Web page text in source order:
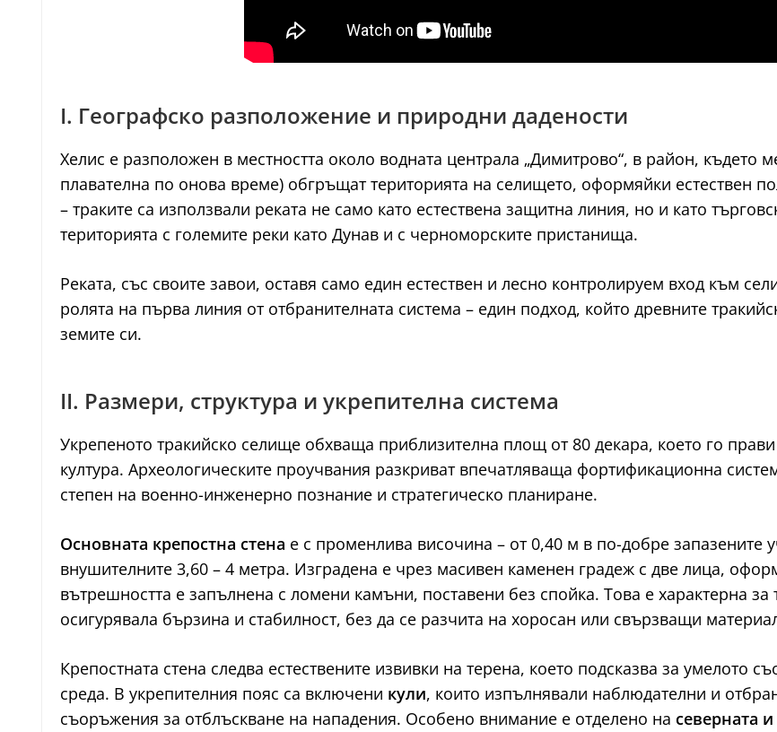
I. Географско разположение и природни дадености
Хелис е разположен в местността около водната централа „Димитрово“, в район, където
плавателна по онова време) обгръщат територията на селището, оформяйки естествен
– траките са използвали реката не само като естествена защитна линия, но и като
територията с големите реки като Дунав и с черноморските пристанища.
Реката, със своите завои, оставя само един естествен и лесно контролируем вход към
ролята на първа линия от отбранителната система – един подход, който древните
земите си.
II. Размери, структура и укрепителна система
Укрепеното тракийско селище обхваща приблизителна площ от 80 декара, което го
култура. Археологическите проучвания разкриват впечатляваща фортификационна
степен на военно-инженерно познание и стратегическо планиране.
Основната крепостна стена е с променлива височина – от 0,40 м в по-добре запазените
внушителните 3,60 – 4 метра. Изградена е чрез масивен каменен градеж с две лица,
вътрешността е запълнена с ломени камъни, поставени без спойка. Това е характерна за
осигурявала бързина и стабилност, без да се разчита на хоросан или свързващи
Крепостната стена следва естествените извивки на терена, което подсказва за умелото
среда. В укрепителния пояс са включени кули, които изпълнявали наблюдателни и
съоръжения за отблъскване на нападения. Особено внимание е отделено на северната